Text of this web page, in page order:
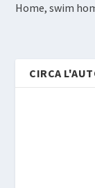
Home, swim
CIRCA